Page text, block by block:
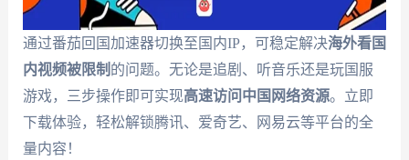
通过番茄回国加速器切换至国内IP，可稳定解决海外看国
内视频被限制 的问题。无论是追剧、听音乐还是玩国服
游戏，三步操作即可实现高速访问中国网络资源。立即
下载体验，轻松解锁腾讯、爱奇艺、网易云等平台的全
量内容！